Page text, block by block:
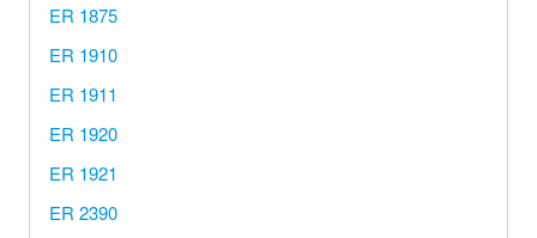
Hersteller/Gerät
Apothekenrollen
Öko Rollen
ER 1875
ER 1910
ER 1911
ER 1920
ER 1921
ER 2390